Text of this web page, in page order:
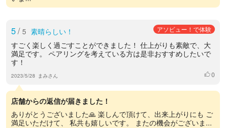
5/ 5 素晴らしい！ アソビュー！で体験
すごく楽しく過ごすことができました！ 仕上がりも素敵で、大
満足です。 ペアリングを考えている方は是非おすすめしたいで
す！
2023/5/28 まみさん いいね
0
店舗からの返信が届きました！
ありがとうございました🙏 楽しんで頂けて、出来上がりにも ご
満足いただけて、 私共も嬉しいです。 またの機会がございま...